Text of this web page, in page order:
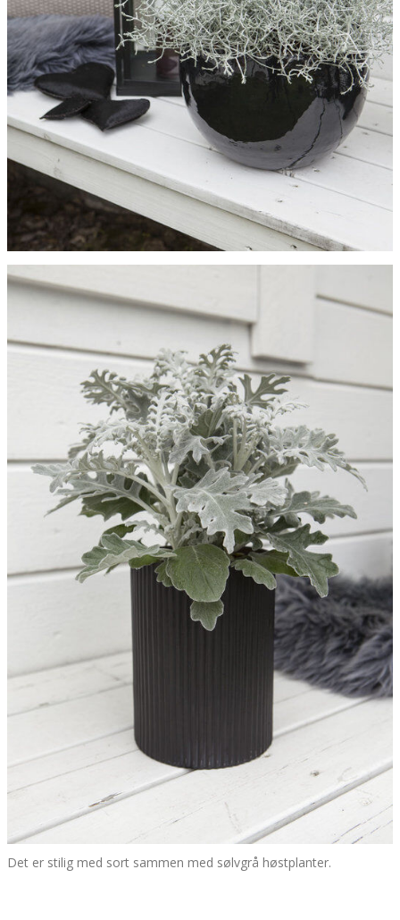
Det er stilig med sort sammen med sølvgrå høstplanter.